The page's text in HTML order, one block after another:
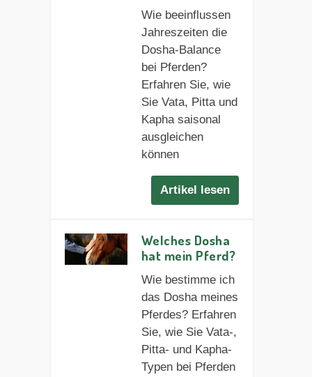
Wie beeinflussen
Jahreszeiten die
Dosha-Balance
bei Pferden?
Erfahren Sie, wie
Sie Vata, Pitta und
Kapha saisonal
ausgleichen
können
Artikel lesen
Welches Dosha
hat mein Pferd?
Wie bestimme ich
das Dosha meines
Pferdes? Erfahren
Sie, wie Sie Vata-,
Pitta- und Kapha-
Typen bei Pferden